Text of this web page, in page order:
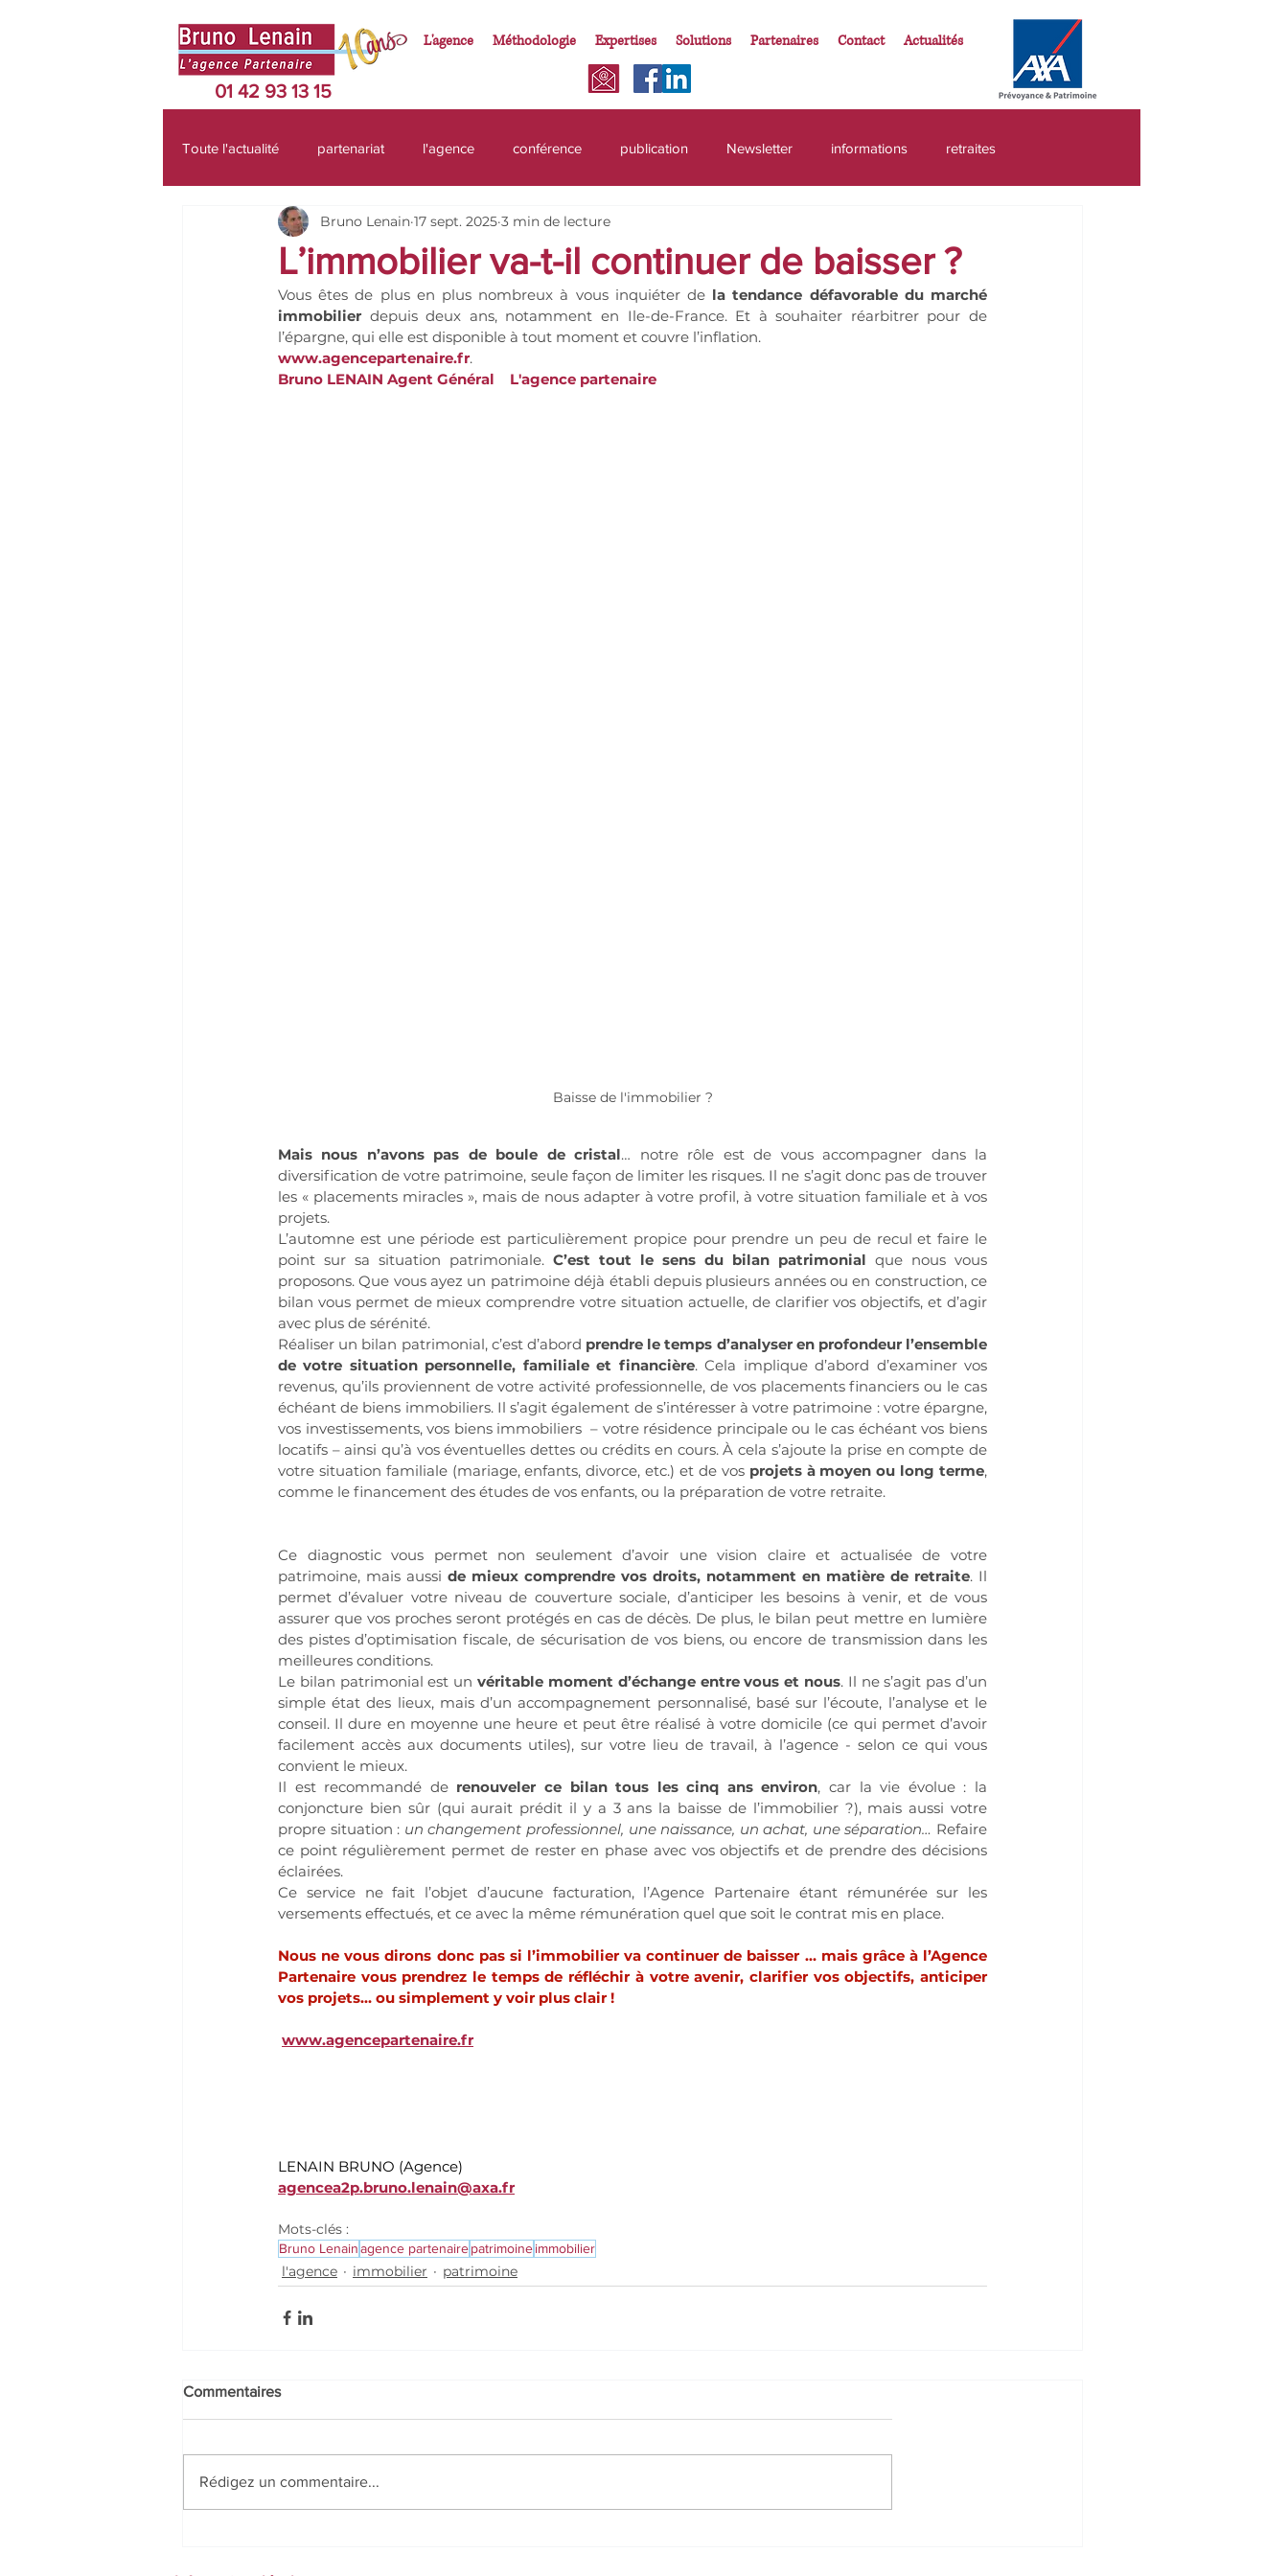
01 42 93 13 15
L'agence Méthodologie Expertises Solutions Partenaires Contact Actualités
Toute l'actualité partenariat l'agence conférence publication Newsletter informations retraites
protection sociale défiscalisation immobilier activiyés
perte autonomie retraite salarié impôts mutuelle 2026 impots protection assurance vie
bourse indépendant profession libérale
L’immobilier va-t-il continuer de baisser ?
Bruno Lenain 17 sept. 2025 3 min de lecture
Vous êtes de plus en plus nombreux à vous inquiéter de la tendance défavorable du marché
immobilier depuis deux ans, notamment en Ile-de-France. Et à souhaiter réarbitrer pour de
l’épargne, qui elle est disponible à tout moment et couvre l’inflation.
www.agencepartenaire.fr.
Bruno LENAIN Agent Général    L'agence partenaire
Baisse de l'immobilier ?
Mais nous n’avons pas de boule de cristal… notre rôle est de vous accompagner dans la
diversification de votre patrimoine, seule façon de limiter les risques. Il ne s’agit donc pas de trouver
les « placements miracles », mais de nous adapter à votre profil, à votre situation familiale et à vos
projets.
L’automne est une période est particulièrement propice pour prendre un peu de recul et faire le
point sur sa situation patrimoniale. C’est tout le sens du bilan patrimonial que nous vous
proposons. Que vous ayez un patrimoine déjà établi depuis plusieurs années ou en construction, ce
bilan vous permet de mieux comprendre votre situation actuelle, de clarifier vos objectifs, et d’agir
avec plus de sérénité.
Réaliser un bilan patrimonial, c’est d’abord prendre le temps d’analyser en profondeur l’ensemble
de votre situation personnelle, familiale et financière. Cela implique d’abord d’examiner vos
revenus, qu’ils proviennent de votre activité professionnelle, de vos placements financiers ou le cas
échéant de biens immobiliers. Il s’agit également de s’intéresser à votre patrimoine : votre épargne,
vos investissements, vos biens immobiliers  – votre résidence principale ou le cas échéant vos biens
locatifs – ainsi qu’à vos éventuelles dettes ou crédits en cours. À cela s’ajoute la prise en compte de
votre situation familiale (mariage, enfants, divorce, etc.) et de vos projets à moyen ou long terme,
comme le financement des études de vos enfants, ou la préparation de votre retraite.
Ce diagnostic vous permet non seulement d’avoir une vision claire et actualisée de votre
patrimoine, mais aussi de mieux comprendre vos droits, notamment en matière de retraite. Il
permet d’évaluer votre niveau de couverture sociale, d’anticiper les besoins à venir, et de vous
assurer que vos proches seront protégés en cas de décès. De plus, le bilan peut mettre en lumière
des pistes d’optimisation fiscale, de sécurisation de vos biens, ou encore de transmission dans les
meilleures conditions.
Le bilan patrimonial est un véritable moment d’échange entre vous et nous. Il ne s’agit pas d’un
simple état des lieux, mais d’un accompagnement personnalisé, basé sur l’écoute, l’analyse et le
conseil. Il dure en moyenne une heure et peut être réalisé à votre domicile (ce qui permet d’avoir
facilement accès aux documents utiles), sur votre lieu de travail, à l’agence - selon ce qui vous
convient le mieux.
Il est recommandé de renouveler ce bilan tous les cinq ans environ, car la vie évolue : la
conjoncture bien sûr (qui aurait prédit il y a 3 ans la baisse de l’immobilier ?), mais aussi votre
propre situation : un changement professionnel, une naissance, un achat, une séparation… Refaire
ce point régulièrement permet de rester en phase avec vos objectifs et de prendre des décisions
éclairées.
Ce service ne fait l’objet d’aucune facturation, l’Agence Partenaire étant rémunérée sur les
versements effectués, et ce avec la même rémunération quel que soit le contrat mis en place.
Nous ne vous dirons donc pas si l’immobilier va continuer de baisser … mais grâce à l’Agence
Partenaire vous prendrez le temps de réfléchir à votre avenir, clarifier vos objectifs, anticiper
vos projets… ou simplement y voir plus clair !
www.agencepartenaire.fr
LENAIN BRUNO (Agence)
agencea2p.bruno.lenain@axa.fr
Mots-clés :
Bruno Lenainagence partenairepatrimoineimmobilier
l'agence immobilier patrimoine
Commentaires
Rédigez un commentaire...